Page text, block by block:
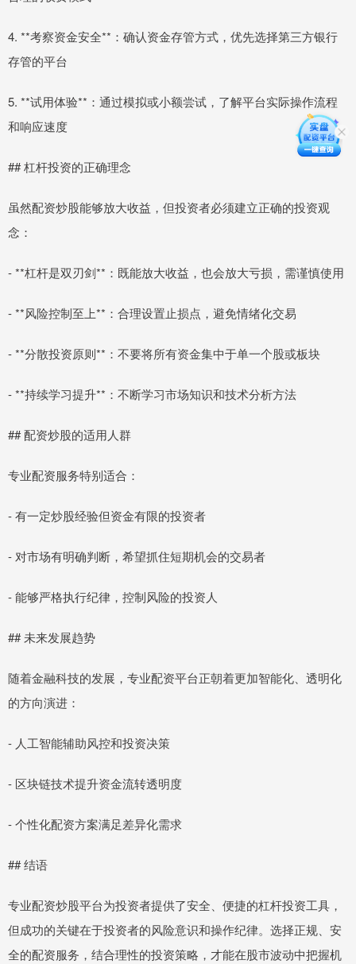
4. **考察资金安全**：确认资金存管方式，优先选择第三方银行
存管的平台
5. **试用体验**：通过模拟或小额尝试，了解平台实际操作流程
和响应速度
## 杠杆投资的正确理念
虽然配资炒股能够放大收益，但投资者必须建立正确的投资观
念：
- **杠杆是双刃剑**：既能放大收益，也会放大亏损，需谨慎使用
- **风险控制至上**：合理设置止损点，避免情绪化交易
- **分散投资原则**：不要将所有资金集中于单一个股或板块
- **持续学习提升**：不断学习市场知识和技术分析方法
## 配资炒股的适用人群
专业配资服务特别适合：
- 有一定炒股经验但资金有限的投资者
- 对市场有明确判断，希望抓住短期机会的交易者
- 能够严格执行纪律，控制风险的投资人
## 未来发展趋势
随着金融科技的发展，专业配资平台正朝着更加智能化、透明化
的方向演进：
- 人工智能辅助风控和投资决策
- 区块链技术提升资金流转透明度
- 个性化配资方案满足差异化需求
## 结语
专业配资炒股平台为投资者提供了安全、便捷的杠杆投资工具，
但成功的关键在于投资者的风险意识和操作纪律。选择正规、安
全的配资服务，结合理性的投资策略，才能在股市波动中把握机